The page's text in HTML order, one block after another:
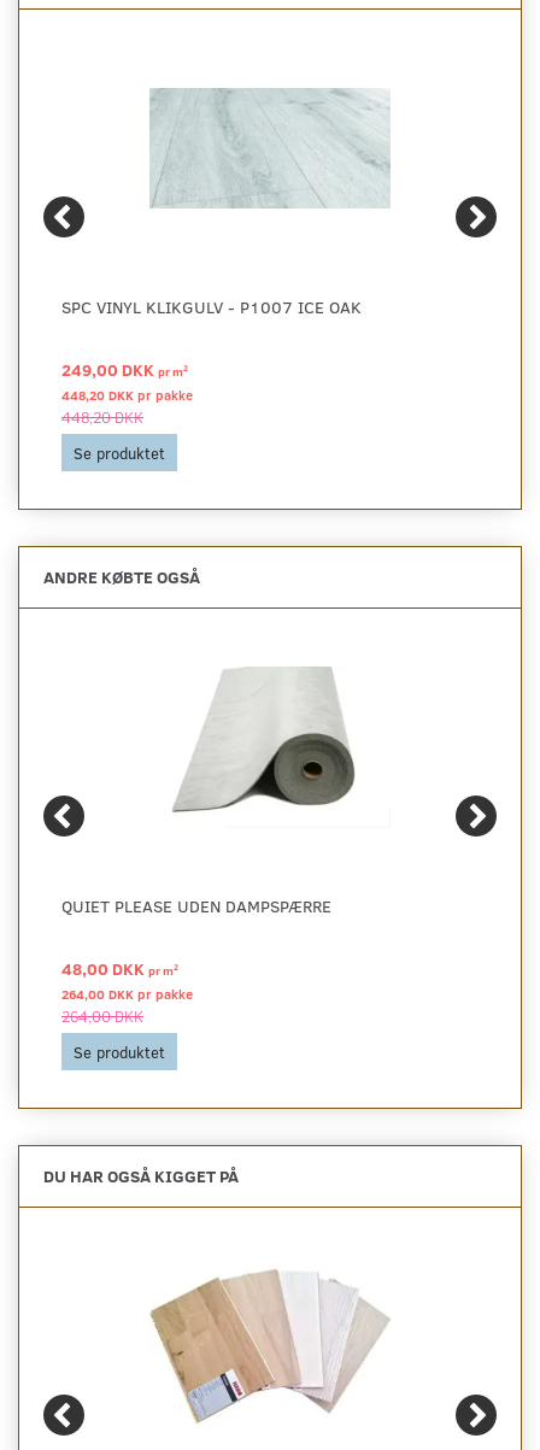
SPC VINYL KLIKGULV - P1007 ICE OAK
249,00 DKK prm2
448,20 DKK pr pakke
448,20 DKK
Se produktet
ANDRE KØBTE OGSÅ
QUIET PLEASE UDEN DAMPSPÆRRE
48,00 DKK prm2
264,00 DKK pr pakke
264,00 DKK
Se produktet
DU HAR OGSÅ KIGGET PÅ